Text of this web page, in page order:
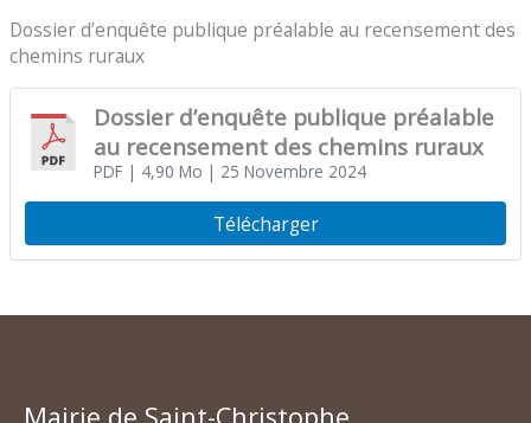
Dossier d’enquête publique préalable au recensement des
chemins ruraux
Dossier d’enquête publique préalable
au recensement des chemins ruraux
PDF| 4,90 Mo | 25 Novembre 2024
Télécharger